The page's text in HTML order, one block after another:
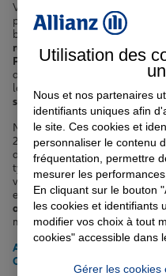
Vous cherchez une assurance
proposons une large gamme
besoins. Que vous habitiez près
rue Sainte-Barbe , au cœur du
Port
, nous sommes là pour
d'
expérimentés est à
les meilleures garanties pour
santé,vie, scolaireou
Marseille 2ème, c'est le cœur
25 000 habitants. Entrele
dynamique offre un cadre de
typique, ses ruelles animées et
vie urbaine comporte aussi des
est essentiel de bien s'assurer,
appartementou votresanté.
mesure, adaptés à votre
Assurance auto
Complémentaire santé
Utilisation des
Nous et nos partenaires
identifiants uniques afin
le site. Ces cookies et
personnaliser le contenu
fréquentation, permettre
mesurer les performances.
En cliquant sur le bouton
les cookies et identifiants
modifier vos choix à tout
cookies" accessible dans
Gérer les cookies